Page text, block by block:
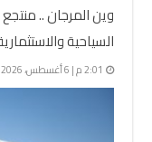
وين المرجان ..
السياحية
2:01 م | 6 أغسطس، 2026